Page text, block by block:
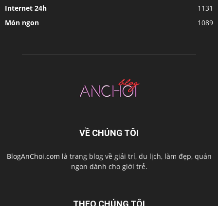
Internet 24h
1131
Món ngon
1089
VỀ CHÚNG TÔI
BlogAnChoi.com là trang blog về giải trí, du lịch, làm đẹp, quán
ngon dành cho giới trẻ.
THEO CHÚNG TÔI